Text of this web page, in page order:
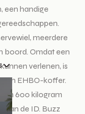
een handige
meerdere
boord. Omdat een
verlenen, is
EHBO-koffer.
600 kilogram
van de ID. Buzz